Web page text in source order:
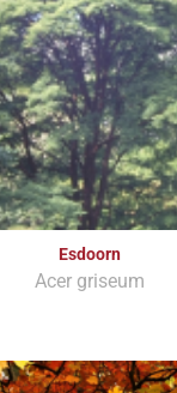
Esdoorn
Acer griseum